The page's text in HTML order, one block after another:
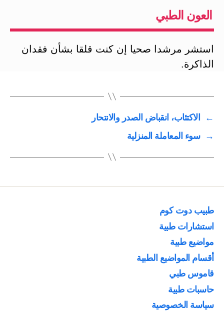
العون الطبي
استشر مرشدا صحيا إن كنت قلقا بشأن فقدان
الذاكرة.
←
الاكتئاب، انقباض الصدر والانتحار
→
سوء المعاملة المنزلية
طبيب دوت كوم
استشارات طبية
مواضيع طبية
أقسام المواضيع الطبية
قاموس طبي
حاسبات طبية
سياسة الخصوصية